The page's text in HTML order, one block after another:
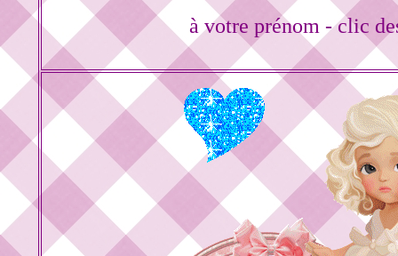
à votre prénom - clic